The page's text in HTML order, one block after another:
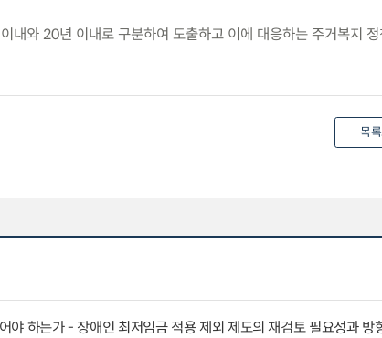
내와 20년 이내로 구분하여 도출하고 이에 대응하는 주거복지
목
야 하는가 - 장애인 최저임금 적용 제외 제도의 재검토 필요성과 방